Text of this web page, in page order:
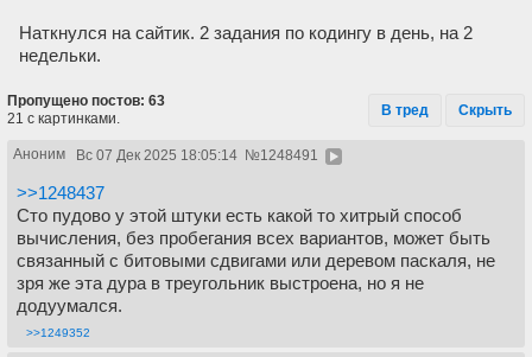
Наткнулся на сайтик. 2 задания по кодингу в день, на 2
недельки.
Пропущено постов: 63
21 с картинками.
В тред Скрыть
Аноним Вс 07 Дек 2025 18:05:14 №1248491
>>1248437
Сто пудово у этой штуки есть какой то хитрый способ
вычисления, без пробегания всех вариантов, может быть
связанный с битовыми сдвигами или деревом паскаля, не
зря же эта дура в треугольник выстроена, но я не
додуумался.
>>1249352